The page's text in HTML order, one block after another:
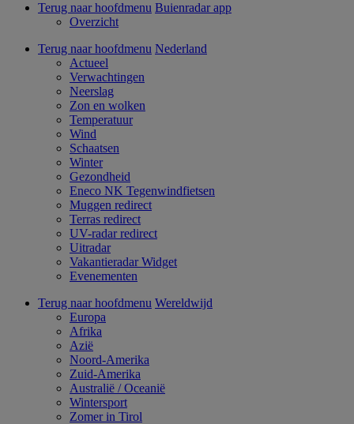
Terug naar hoofdmenu Buienradar app
Overzicht
Terug naar hoofdmenu Nederland
Actueel
Verwachtingen
Neerslag
Zon en wolken
Temperatuur
Wind
Schaatsen
Winter
Gezondheid
Eneco NK Tegenwindfietsen
Muggen redirect
Terras redirect
UV-radar redirect
Uitradar
Vakantieradar Widget
Evenementen
Terug naar hoofdmenu Wereldwijd
Europa
Afrika
Azië
Noord-Amerika
Zuid-Amerika
Australië / Oceanië
Wintersport
Zomer in Tirol